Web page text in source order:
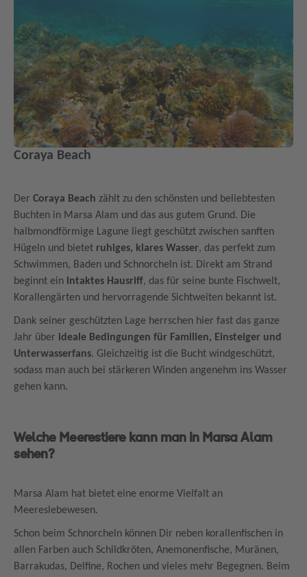
Coraya Beach
Der Coraya Beach zählt zu den schönsten und beliebtesten
Buchten in Marsa Alam und das aus gutem Grund. Die
halbmondförmige Lagune liegt geschützt zwischen sanften
Hügeln und bietet ruhiges, klares Wasser, das perfekt zum
Schwimmen, Baden und Schnorcheln ist. Direkt am Strand
beginnt ein intaktes Hausriff, das für seine bunte Fischwelt,
Korallengärten und hervorragende Sichtweiten bekannt ist.
Dank seiner geschützten Lage herrschen hier fast das ganze
Jahr über ideale Bedingungen für Familien, Einsteiger und
Unterwasserfans. Gleichzeitig ist die Bucht windgeschützt,
sodass man auch bei stärkeren Winden angenehm ins Wasser
gehen kann.
Welche Meerestiere kann man in Marsa Alam
sehen?
Marsa Alam hat bietet eine enorme Vielfalt an
Meereslebewesen.
Schon beim Schnorcheln können Dir neben korallenfischen in
allen Farben auch Schildkröten, Anemonenfische, Muränen,
Barrakudas, Delfine, Rochen und vieles mehr Begegnen. Beim